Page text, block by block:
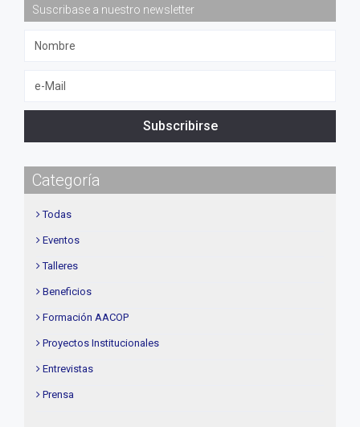
Suscribase a nuestro newsletter
Subscribirse
Categoría
Todas
Eventos
Talleres
Beneficios
Formación AACOP
Proyectos Institucionales
Entrevistas
Prensa